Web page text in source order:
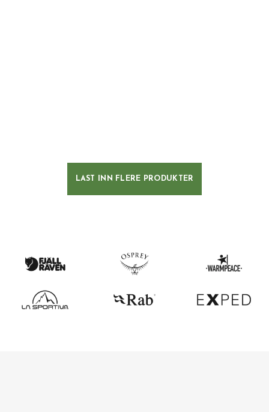
LAST INN FLERE PRODUKTER